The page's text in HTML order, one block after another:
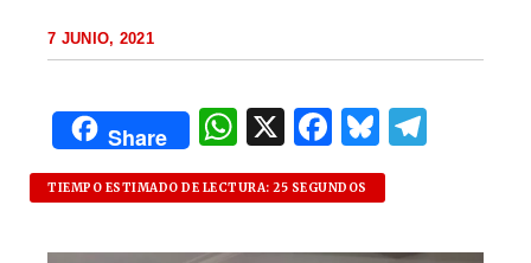
7 JUNIO, 2021
Share
W
h
at
s
X F
a
c
e
B
lu
es
k g
TIEMPO ESTIMADO DE LECTURA: 25 SEGUNDOS